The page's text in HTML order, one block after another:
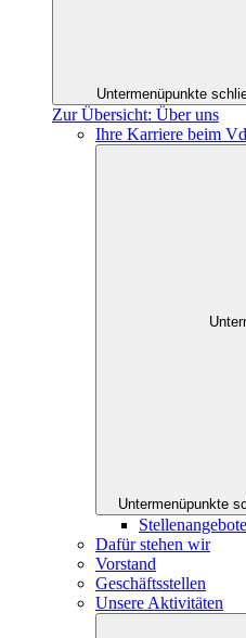
Untermenüpunkte
Zur Übersicht: Über uns
Ihre Karriere beim
Untermenüpunkte
Stellenangebote
Dafür stehen wir
Vorstand
Geschäftsstellen
Unsere Aktivitäten